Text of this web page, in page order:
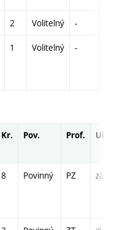
2 Volitelný -
1 Volitelný -
Kr. Pov. Prof. Uk.
8 Povinný PZ zá